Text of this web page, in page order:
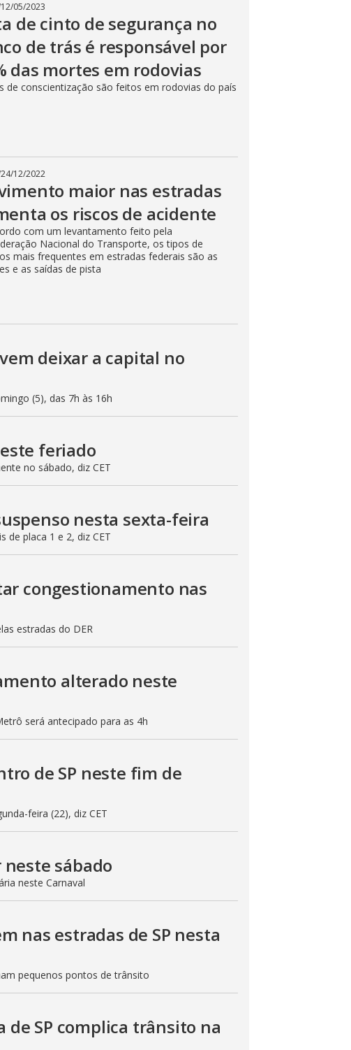
12/05/2023
de cinto de segurança no
de trás é responsável por
das mortes em rodovias
de conscientização são feitos em rodovias do país
24/12/2022
maior nas estradas
os riscos de acidente
com um levantamento feito pela
Nacional do Transporte, os tipos de
mais frequentes em estradas federais são as
e as saídas de pista
deixar a capital no
(5), das 7h às 16h
feriado
no sábado, diz CET
nesta sexta-feira
de placa 1 e 2, diz CET
congestionamento nas
estradas do DER
alterado neste
será antecipado para as 4h
de SP neste fim de
feira (22), diz CET
sábado
neste Carnaval
nas estradas de SP nesta
pequenos pontos de trânsito
de SP complica trânsito na